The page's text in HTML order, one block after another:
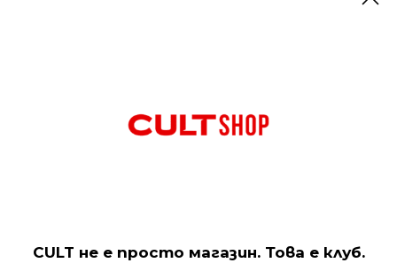
CULT не е просто магазин. Това е клуб.